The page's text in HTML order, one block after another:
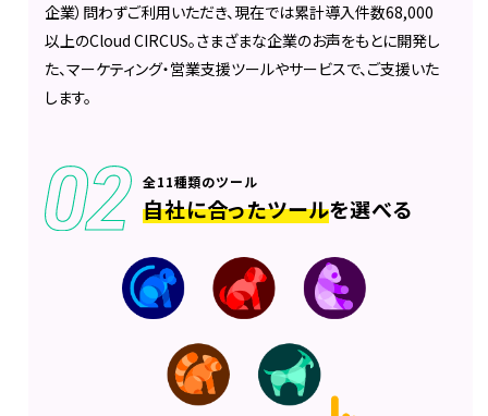
企業）問わずご利用いただき、現在では累計導入件数68,000
以上のCloud CIRCUS。さまざまな企業のお声をもとに開発し
た、マーケティング・営業支援ツールやサービスで、ご支援いた
します。
全11種類のツール
自社に合ったツールを選べる